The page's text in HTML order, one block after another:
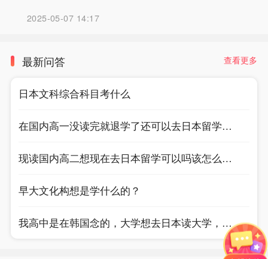
2025-05-07 14:17
最新问答 查看更多
日本文科综合科目考什么
在国内高一没读完就退学了还可以去日本留学吗？
现读国内高二想现在去日本留学可以吗该怎么申请
早大文化构想是学什么的？
我高中是在韩国念的，大学想去日本读大学，为了方便学日语去了职高，因为忙于学日语，没有时间学习，学校的课，导致我的成绩都不合格，我听说日本好院校，比如早庆这种，如果是职高和高中3年成绩不好会影响报考，请问各位前辈是真的吗？